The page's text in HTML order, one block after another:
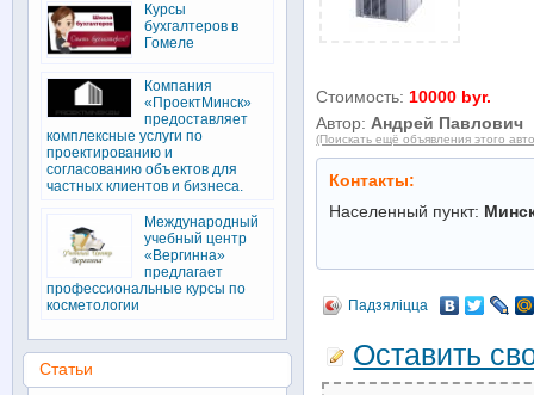
Стоимость: 10000 byr.
Автор: Андрей Павлович
(Поискать ещё объявления этого
Контакты:
Населенный пункт:
Падзяліцца
Оставить
Курсы
бухгалтеров в
Гомеле
Компания
«ПроектМинск»
предоставляет
комплексные услуги по
проектированию и
согласованию объектов для
частных клиентов и бизнеса.
Международный
учебный центр
«Вергинна»
предлагает
профессиональные курсы по
косметологии
Статьи